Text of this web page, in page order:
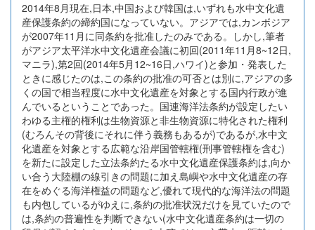
2014年8月現在,日本,中国および韓国は,いずれも水中文化遺
産保護条約の締約国になっていない。アジアでは,カンボジア
が2007年11月に同条約を批准したのみである。しかし,筆者
がアジア太平洋水中文化遺産会議に初回(2011年11月8~12日,
マニラ),第2回(2014年5月12~16日,ハワイ)と参加・発表した
ときに感じたのは,この条約の批准の可否とは別に,アジアの多
くの国で相当程度に水中文化遺産を対象とする国内行政が進
んでいるということであった。国連海洋法条約が設定したい
わゆる主権的権利は生物資源と非生物資源に特化された権利
(むろんその背後にそれに伴う義務もあるが)であるが,水中文
化遺産を対象とする広範な沿岸国管轄権(刑事管轄権を含む)
を新たに設定した立法条約たる水中文化遺産保護条約は,向か
い合う大陸棚の線引きの問題に加え島嶼や水中文化遺産の存
在をめぐる海洋権益の問題など,優れて現代的な海洋法の問題
も内包しているがゆえに,条約の批准状況だけを見ていたので
は,条約の普遍性を判断できない(水中文化遺産条約は一切の